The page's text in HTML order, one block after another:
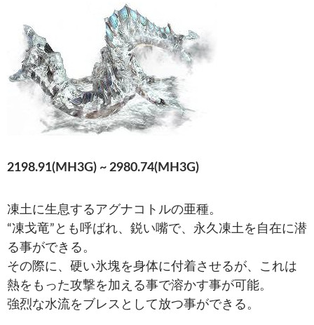
2198.91(MH3G) ~ 2980.74(MH3G)
凍土に生息するアグナコトルの亜種。
“凍戈竜”とも呼ばれ、鋭い嘴で、永久凍土を自在に潜
る事ができる。
その際に、硬い氷塊を身体に付着させるが、これは
熱をもった攻撃を加える事で溶かす事が可能。
強烈な水流をブレスとして放つ事ができる。